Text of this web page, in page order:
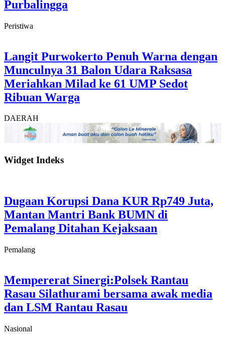
Purbalingga
Peristiwa
Langit Purwokerto Penuh Warna dengan
Munculnya 31 Balon Udara Raksasa
Meriahkan Milad ke 61 UMP Sedot
Ribuan Warga
DAERAH
Widget Indeks
Dugaan Korupsi Dana KUR Rp749 Juta,
Mantan Mantri Bank BUMN di
Pemalang Ditahan Kejaksaan
Pemalang
Mempererat Sinergi:Polsek Rantau
Rasau Silathurami bersama awak media
dan LSM Rantau Rasau
Nasional